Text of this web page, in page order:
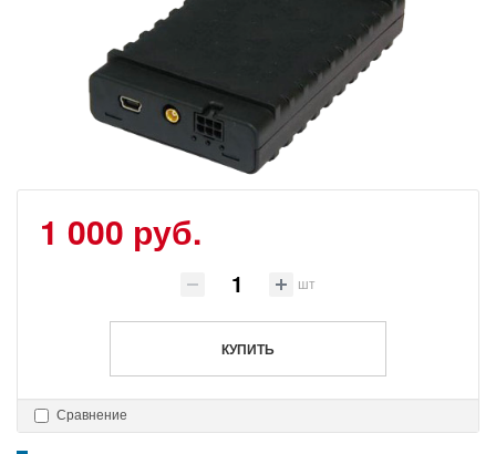
1 000 руб.
шт
КУПИТЬ
Сравнение